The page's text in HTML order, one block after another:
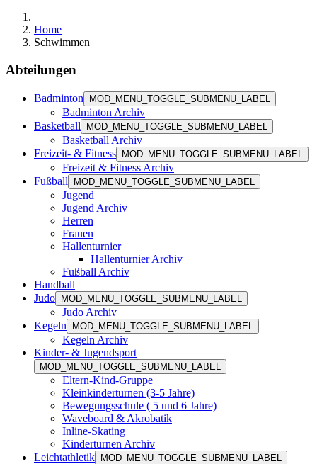
Home
Schwimmen
Abteilungen
Badminton MOD_MENU_TOGGLE_SUBMENU_LABEL
Badminton Archiv
Basketball
MOD_MENU_TOGGLE_SUBMENU_LABEL
Basketball Archiv
Freizeit- & Fitness
MOD_MENU_TOGGLE_SUBMENU_LABEL
Freizeit & Fitness Archiv
Fußball
MOD_MENU_TOGGLE_SUBMENU_LABEL
Jugend
Jugend Archiv
Herren
Frauen
Hallenturnier
Hallenturnier Archiv
Fußball Archiv
Handball
Judo
MOD_MENU_TOGGLE_SUBMENU_LABEL
Judo Archiv
Kegeln
MOD_MENU_TOGGLE_SUBMENU_LABEL
Kegeln Archiv
Kinder- & Jugendsport
MOD_MENU_TOGGLE_SUBMENU_LABEL
Eltern-Kind-Gruppe
Kleinkinderturnen (3-5 Jahre)
Bewegungsschule ( 5 und 6 Jahre)
Waveboard & Akrobatik
Inline-Skating
Kinderturnen Archiv
Leichtathletik
MOD_MENU_TOGGLE_SUBMENU_LABEL